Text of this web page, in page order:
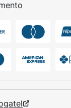
nos
e articulações,
com o passar
duas vezes
ou